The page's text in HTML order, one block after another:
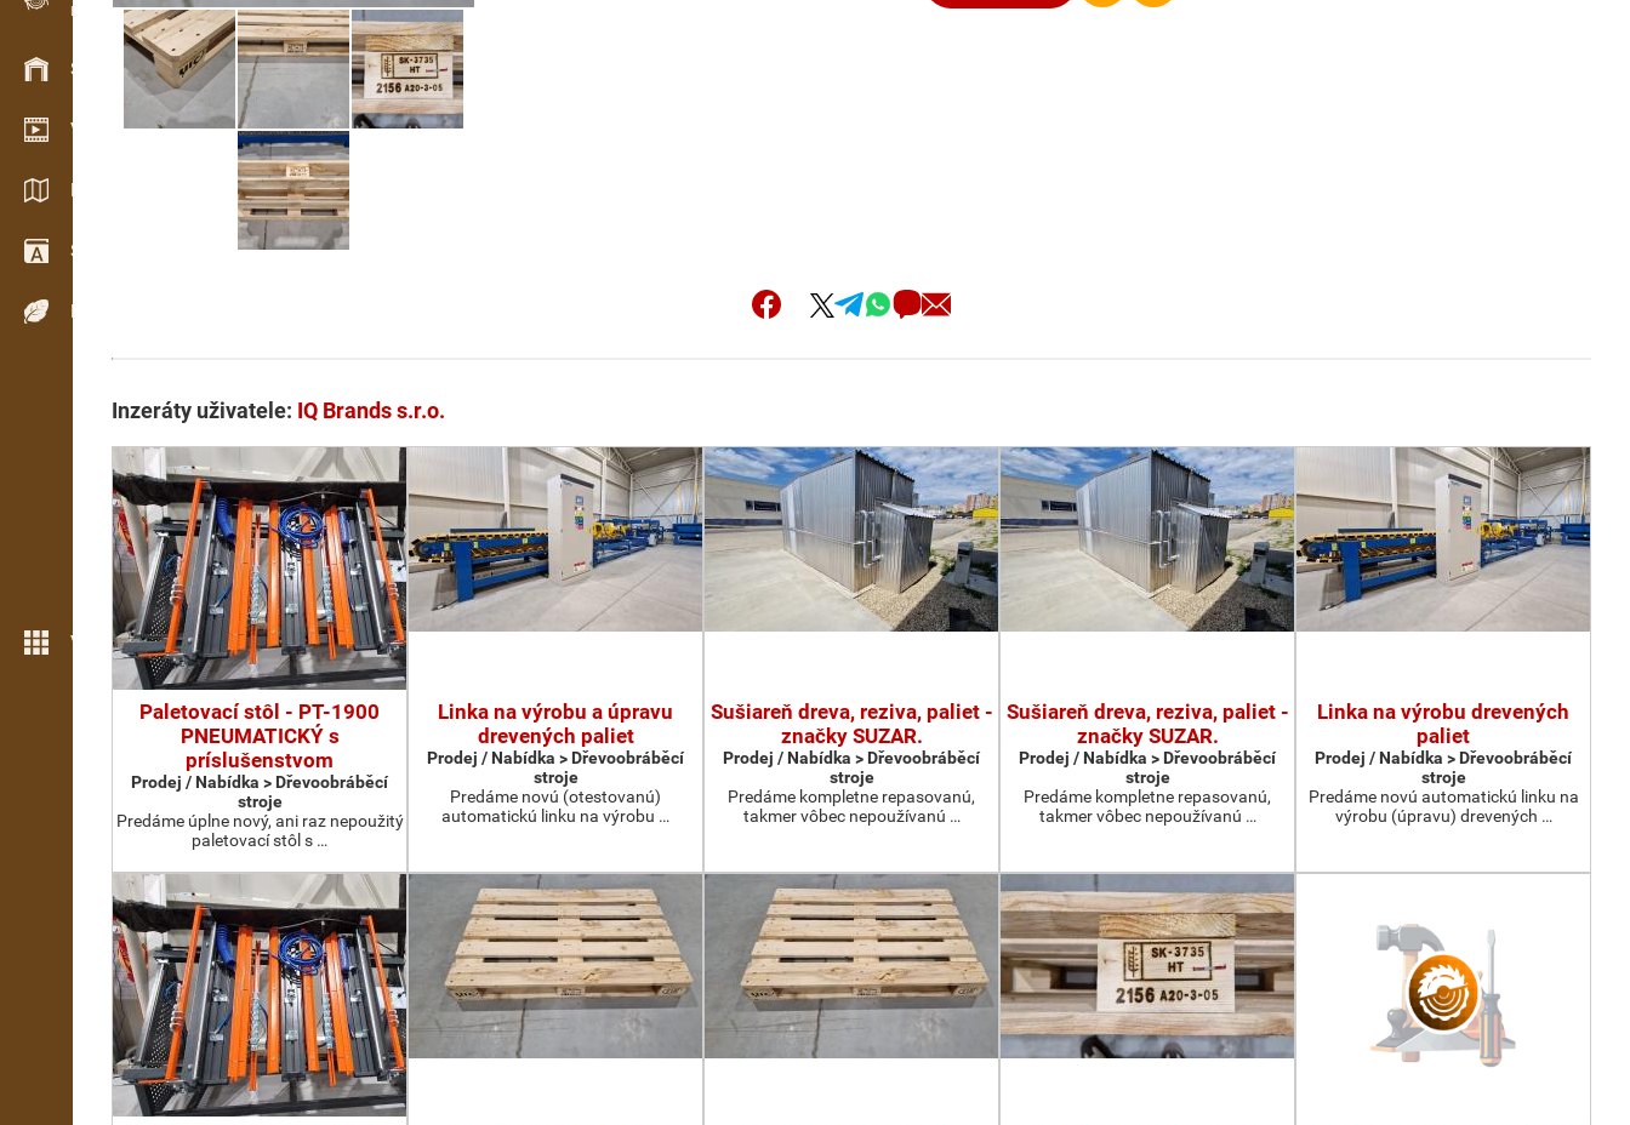
Evidence dřeva v terénu
Skladové hospodářství
Video showroom
Katalogy / Brožury
Slovník
Dřeviny
Více možností
Inzeráty uživatele: IQ Brands s.r.o.
Paletovací stôl - PT-1900
PNEUMATICKÝ s
príslušenstvom
Prodej / Nabídka > Dřevoobráběcí
stroje
Predáme úplne nový, ani raz nepoužitý
paletovací stôl s …
Linka na výrobu a úpravu
drevených paliet
Prodej / Nabídka > Dřevoobráběcí
stroje
Predáme novú (otestovanú)
automatickú linku na výrobu …
Sušiareň dreva, reziva, paliet -
značky SUZAR.
Prodej / Nabídka > Dřevoobráběcí
stroje
Predáme kompletne repasovanú,
takmer vôbec nepoužívanú …
Sušiareň dreva, reziva, paliet -
značky SUZAR.
Prodej / Nabídka > Dřevoobráběcí
stroje
Predáme kompletne repasovanú,
takmer vôbec nepoužívanú …
Linka na výrobu drevených
paliet
Prodej / Nabídka > Dřevoobráběcí
stroje
Predáme novú automatickú linku na
výrobu (úpravu) drevených …